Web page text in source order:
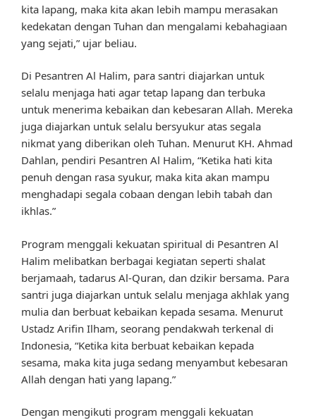
kita lapang, maka kita akan lebih mampu merasakan
kedekatan dengan Tuhan dan mengalami kebahagiaan
yang sejati,” ujar beliau.
Di Pesantren Al Halim, para santri diajarkan untuk
selalu menjaga hati agar tetap lapang dan terbuka
untuk menerima kebaikan dan kebesaran Allah. Mereka
juga diajarkan untuk selalu bersyukur atas segala
nikmat yang diberikan oleh Tuhan. Menurut KH. Ahmad
Dahlan, pendiri Pesantren Al Halim, “Ketika hati kita
penuh dengan rasa syukur, maka kita akan mampu
menghadapi segala cobaan dengan lebih tabah dan
ikhlas.”
Program menggali kekuatan spiritual di Pesantren Al
Halim melibatkan berbagai kegiatan seperti shalat
berjamaah, tadarus Al-Quran, dan dzikir bersama. Para
santri juga diajarkan untuk selalu menjaga akhlak yang
mulia dan berbuat kebaikan kepada sesama. Menurut
Ustadz Arifin Ilham, seorang pendakwah terkenal di
Indonesia, “Ketika kita berbuat kebaikan kepada
sesama, maka kita juga sedang menyambut kebesaran
Allah dengan hati yang lapang.”
Dengan mengikuti program menggali kekuatan